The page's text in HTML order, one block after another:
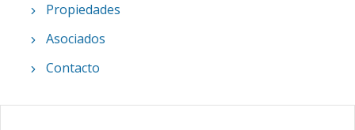
Propiedades
Asociados
Contacto